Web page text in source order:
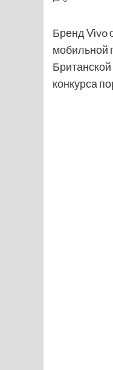
Бренд Vivo
мобильной
конкурса